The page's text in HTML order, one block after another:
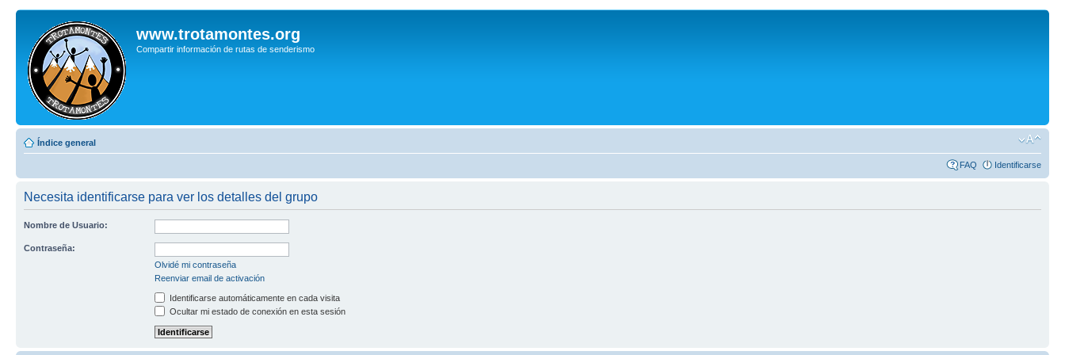
www.trotamontes.org
Compartir información de rutas de senderismo
Índice general
FAQ Identificarse
Necesita identificarse para ver los detalles del grupo
Nombre de Usuario:
Contraseña:
Olvidé mi contraseña
Reenviar email de activación
Identificarse automáticamente en cada visita
Ocultar mi estado de conexión en esta sesión